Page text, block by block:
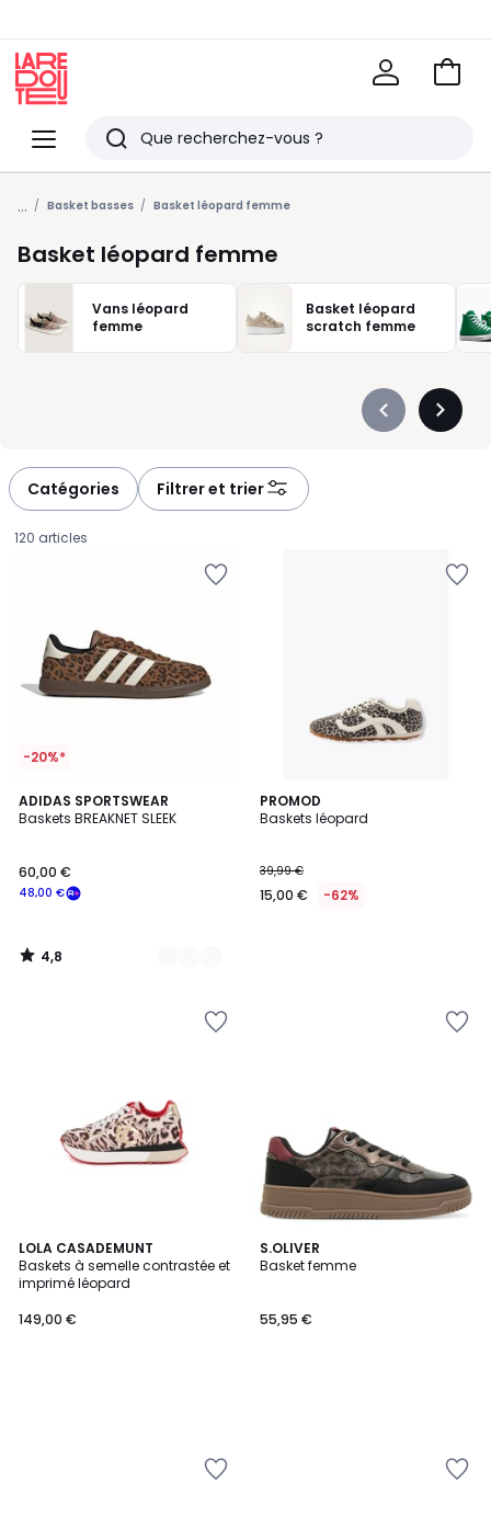
Menu
Redoute
Rechercher
Derniers
articles
vus
Voir
... Basket basses Basket léopard femme
Basket léopard femme
Vans léopard
femme
Basket léopard
scratch femme
Précédent
Catégories Filtrer et trier
120 articles
-20%*
ADIDAS SPORTSWEAR
Baskets BREAKNET SLEEK
€
souscrivez
notre
programme
48,00 €
60,00 €
4,8
/ 5
2
Couleurs
4,8
/
PROMOD
Baskets léopard
39,99 €
15,00 € -62%
LOLA CASADEMUNT
Baskets à semelle contrastée et
imprimé léopard
149,00 €
S.OLIVER
Basket femme
55,95 €